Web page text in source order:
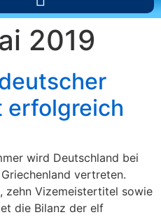
2019
erfolgreich
wird Deutschland bei
vertreten.
zehn Vizemeistertitel sowie
die Bilanz der elf